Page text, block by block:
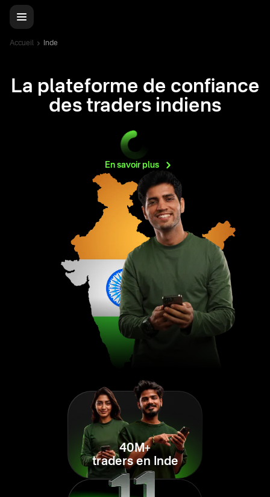
Accueil Inde
La plateforme de confiance
des traders indiens
En savoirplus
40M+
traders en Inde